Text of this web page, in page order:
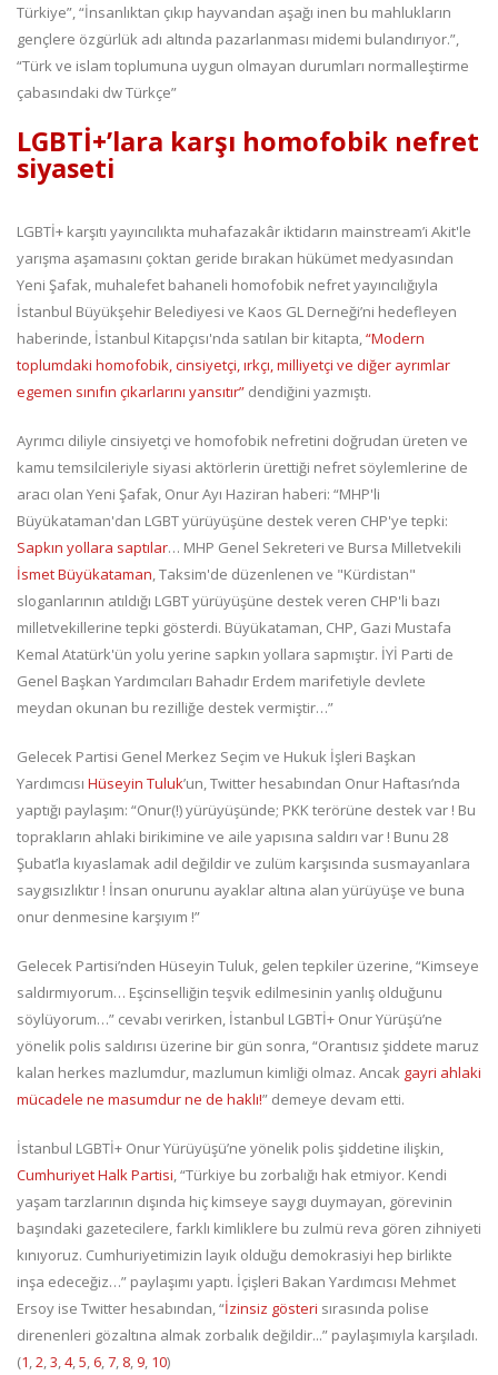
Türkiye”, “İnsanlıktan çıkıp hayvandan aşağı inen bu mahlukların
gençlere özgürlük adı altında pazarlanması midemi bulandırıyor.”,
“Türk ve islam toplumuna uygun olmayan durumları normalleştirme
çabasındaki dw Türkçe”
LGBTİ+’lara karşı homofobik nefret
siyaseti
LGBTİ+ karşıtı yayıncılıkta muhafazakâr iktidarın mainstream’i Akit'le
yarışma aşamasını çoktan geride bırakan hükümet medyasından
Yeni Şafak, muhalefet bahaneli homofobik nefret yayıncılığıyla
İstanbul Büyükşehir Belediyesi ve Kaos GL Derneği’ni hedefleyen
haberinde, İstanbul Kitapçısı'nda satılan bir kitapta,“Modern
toplumdaki homofobik, cinsiyetçi, ırkçı, milliyetçi ve diğer ayrımlar
egemen sınıfın çıkarlarını yansıtır” dendiğini yazmıştı.
Ayrımcı diliyle cinsiyetçi ve homofobik nefretini doğrudan üreten ve
kamu temsilcileriyle siyasi aktörlerin ürettiği nefret söylemlerine de
aracı olan Yeni Şafak, Onur Ayı Haziran haberi: “MHP'li
Büyükataman'dan LGBT yürüyüşüne destek veren CHP'ye tepki:
Sapkın yollara saptılar… MHP Genel Sekreteri ve Bursa Milletvekili
İsmet Büyükataman, Taksim'de düzenlenen ve "Kürdistan"
sloganlarının atıldığı LGBT yürüyüşüne destek veren CHP'li bazı
milletvekillerine tepki gösterdi. Büyükataman, CHP, Gazi Mustafa
Kemal Atatürk'ün yolu yerine sapkın yollara sapmıştır. İYİ Parti de
Genel Başkan Yardımcıları Bahadır Erdem marifetiyle devlete
meydan okunan bu rezilliğe destek vermiştir…”
Gelecek Partisi Genel Merkez Seçim ve Hukuk İşleri Başkan
Yardımcısı Hüseyin Tuluk’un, Twitter hesabından Onur Haftası’nda
yaptığı paylaşım: “Onur(!) yürüyüşünde; PKK terörüne destek var ! Bu
toprakların ahlaki birikimine ve aile yapısına saldırı var ! Bunu 28
Şubat’la kıyaslamak adil değildir ve zulüm karşısında susmayanlara
saygısızlıktır ! İnsan onurunu ayaklar altına alan yürüyüşe ve buna
onur denmesine karşıyım !”
Gelecek Partisi’nden Hüseyin Tuluk, gelen tepkiler üzerine, “Kimseye
saldırmıyorum… Eşcinselliğin teşvik edilmesinin yanlış olduğunu
söylüyorum…” cevabı verirken, İstanbul LGBTİ+ Onur Yürüşü’ne
yönelik polis saldırısı üzerine bir gün sonra, “Orantısız şiddete maruz
kalan herkes mazlumdur, mazlumun kimliği olmaz. Ancak gayri ahlaki
mücadele ne masumdur ne de haklı!” demeye devam etti.
İstanbul LGBTİ+ Onur Yürüyüşü’ne yönelik polis şiddetine ilişkin,
Cumhuriyet Halk Partisi, “Türkiye bu zorbalığı hak etmiyor. Kendi
yaşam tarzlarının dışında hiç kimseye saygı duymayan, görevinin
başındaki gazetecilere, farklı kimliklere bu zulmü reva gören zihniyeti
kınıyoruz. Cumhuriyetimizin layık olduğu demokrasiyi hep birlikte
inşa edeceğiz…” paylaşımı yaptı. İçişleri Bakan Yardımcısı Mehmet
Ersoy ise Twitter hesabından, “İzinsiz gösteri sırasında polise
direnenleri gözaltına almak zorbalık değildir...” paylaşımıyla karşıladı.
(1,2,3,4,5, 6,7, 8, 9, 10)